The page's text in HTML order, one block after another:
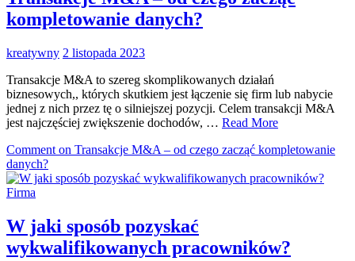
kompletowanie danych?
kreatywny 2 listopada 2023
Transakcje M&A to szereg skomplikowanych działań
biznesowych,, których skutkiem jest łączenie się firm lub nabycie
jednej z nich przez tę o silniejszej pozycji. Celem transakcji M&A
jest najczęściej zwiększenie dochodów, … Read More
Comment on Transakcje M&A – od czego zacząć kompletowanie
danych?
Firma
W jaki sposób pozyskać
wykwalifikowanych pracowników?